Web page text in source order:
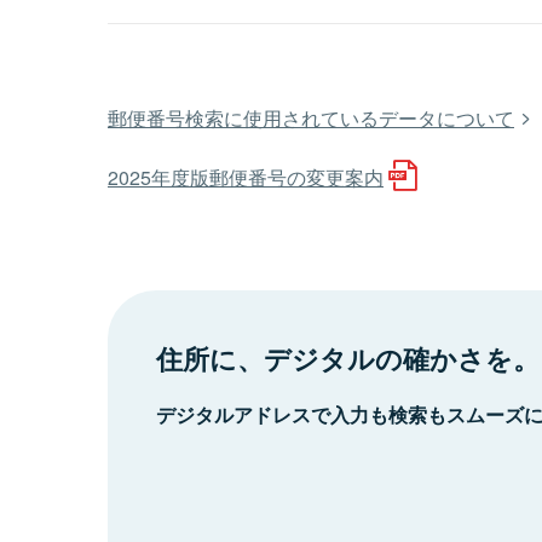
郵便番号検索に使用されているデータについて
2025年度版郵便番号の変更案内
住所に、デジタルの確かさを。
デジタルアドレスで入力も検索もスムーズ